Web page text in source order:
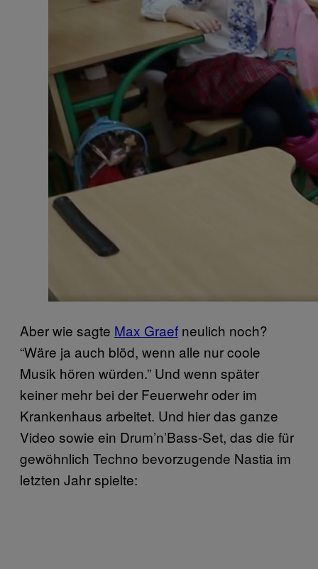
Aber wie sagte Max Graef neulich noch?
“Wäre ja auch blöd, wenn alle nur coole
Musik hören würden.” Und wenn später
keiner mehr bei der Feuerwehr oder im
Krankenhaus arbeitet. Und hier das ganze
Video sowie ein Drum’n’Bass-Set, das die für
gewöhnlich Techno bevorzugende Nastia im
letzten Jahr spielte: